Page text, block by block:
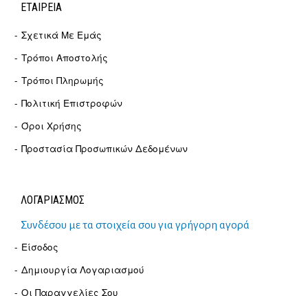
ΕΤΑΙΡΕΊΑ
Σχετικά Με Εμάς
Τρόποι Αποστολής
Τρόποι Πληρωμής
Πολιτική Επιστροφών
Όροι Χρήσης
Προστασία Προσωπικών Δεδομένων
ΛΟΓΑΡΙΑΣΜΟΣ
Συνδέσου με τα στοιχεία σου για γρήγορη αγορά
Είσοδος
Δημιουργία Λογαριασμού
Οι Παραγγελίες Σου